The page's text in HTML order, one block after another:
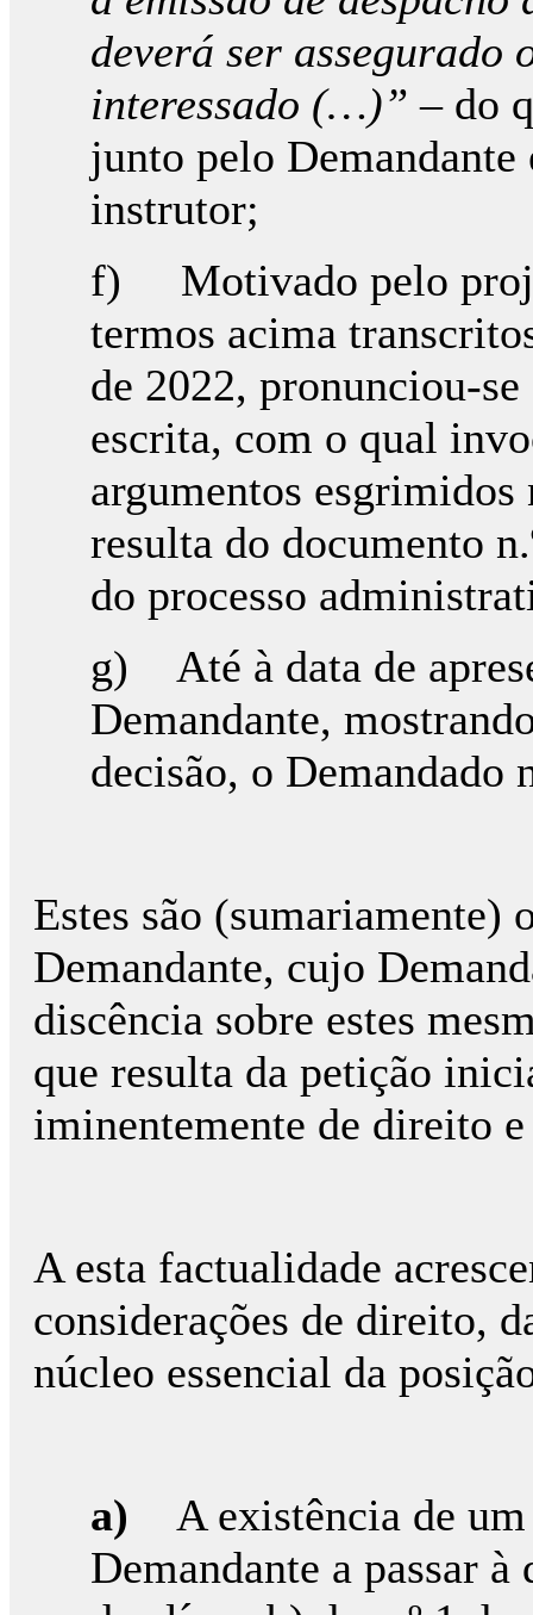
deverá ser
interessado (…)” ­– do
junto pelo
instrutor;
f) Motivado pelo
termos acima
de 2022, pronunciou-
escrita, com o qual
argumentos esgrimidos
resulta do documento
do processo
g) Até à data de
Demandante,
decisão, o Demandado
Estes são (sumariamente)
Demandante, cujo
discência sobre estes
que resulta da petição
iminentemente de direito
A esta factualidade
considerações de direito,
núcleo essencial da
a) A existência de
Demandante a passar